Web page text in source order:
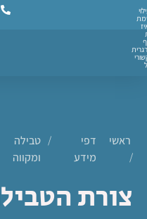
ראשי
/
דפי
מידע
/ טבילה
ומקווה
צורת